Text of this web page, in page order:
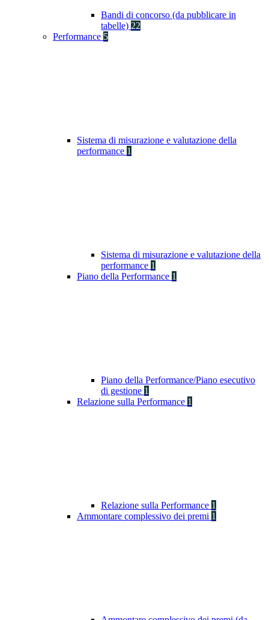
Bandi di concorso (da pubblicare in
tabelle) 22
Performance 5
Sistema di misurazione e valutazione della
performance 1
Sistema di misurazione e valutazione della
performance 1
Piano della Performance 1
Piano della Performance/Piano esecutivo
di gestione 1
Relazione sulla Performance 1
Relazione sulla Performance 1
Ammontare complessivo dei premi 1